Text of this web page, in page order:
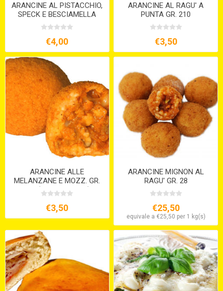
ARANCINE AL PISTACCHIO,
SPECK E BESCIAMELLA
GR.200
€4,00
ARANCINE AL RAGU' A
PUNTA GR. 210
€3,50
ARANCINE ALLE
MELANZANE E MOZZ. GR.
210 (VEGETARIANE)
€3,50
ARANCINE MIGNON AL
RAGU' GR. 28
€25,50
equivale a €25,50 per 1 kg(s)